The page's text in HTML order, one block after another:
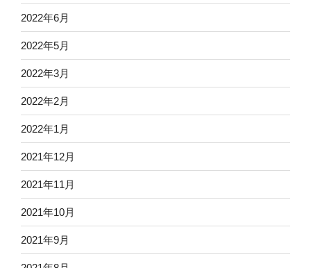
2022年6月
2022年5月
2022年3月
2022年2月
2022年1月
2021年12月
2021年11月
2021年10月
2021年9月